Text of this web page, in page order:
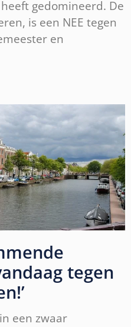
gedomineerd. De
is een NEE tegen
en
tegen
een zwaar